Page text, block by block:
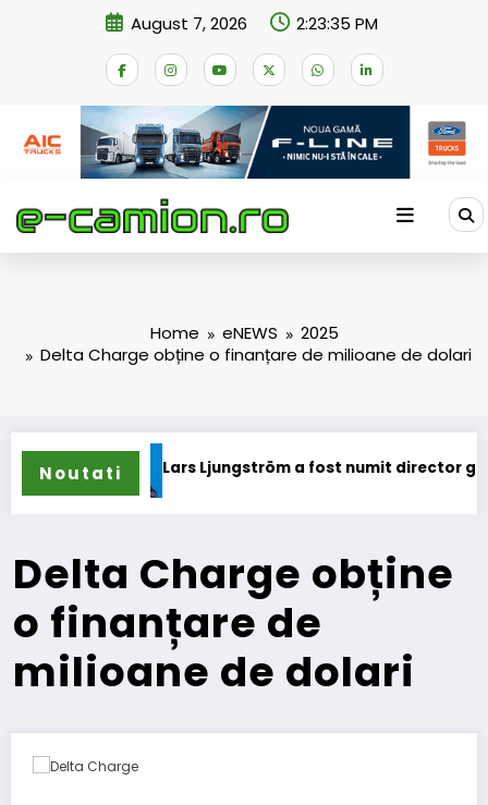
August 7, 2026 2:23:36 PM
Home eNEWS
2025
Delta Charge obține o finanțare de milioane de dolari
Noutati
Lars Ljungström a fost numit director general (CFO)
Delta Charge obține
o finanțare de
milioane de dolari